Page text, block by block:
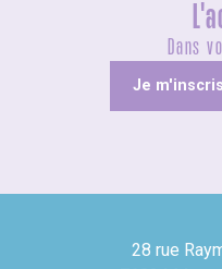
Dans
Je
28 rue